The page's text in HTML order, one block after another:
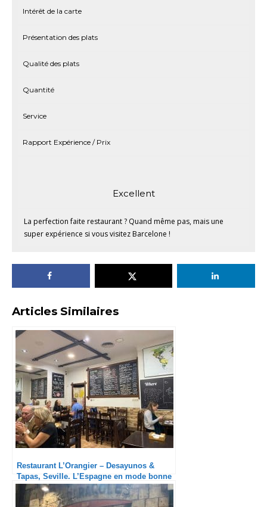
Intérêt de la carte
Présentation des plats
Qualité des plats
Quantité
Service
Rapport Expérience / Prix
Excellent
La perfection faite restaurant ? Quand même pas, mais une
super expérience si vous visitez Barcelone !
Articles Similaires
Restaurant L’Orangier – Desayunos &
Tapas, Seville. L’Espagne en mode bonne
franquette